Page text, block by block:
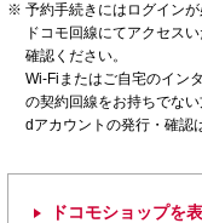
予約手続きにはログインが
ドコモ回線にてアクセス
確認ください。
Wi-Fiまたはご自宅のイン
の契約回線をお持ちでな
dアカウントの発行・確認
ドコモショップを